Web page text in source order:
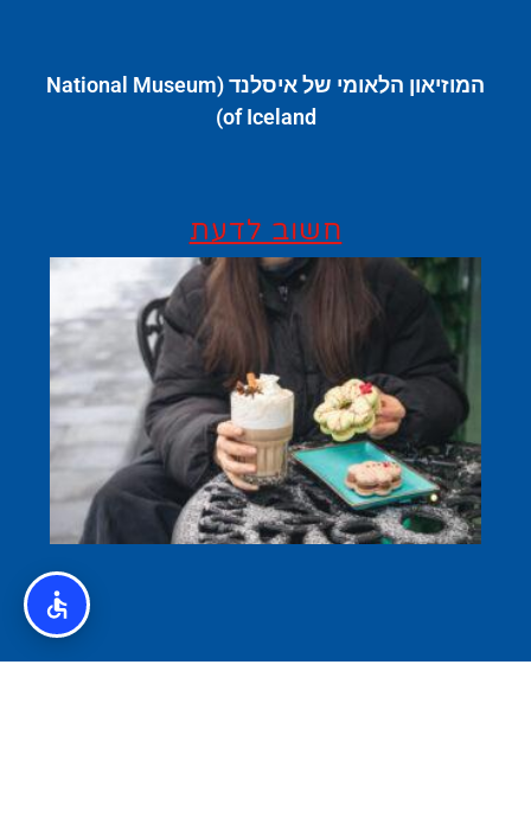
המוזיאון הלאומי של איסלנד (National Museum
of Iceland)
חשוב לדעת